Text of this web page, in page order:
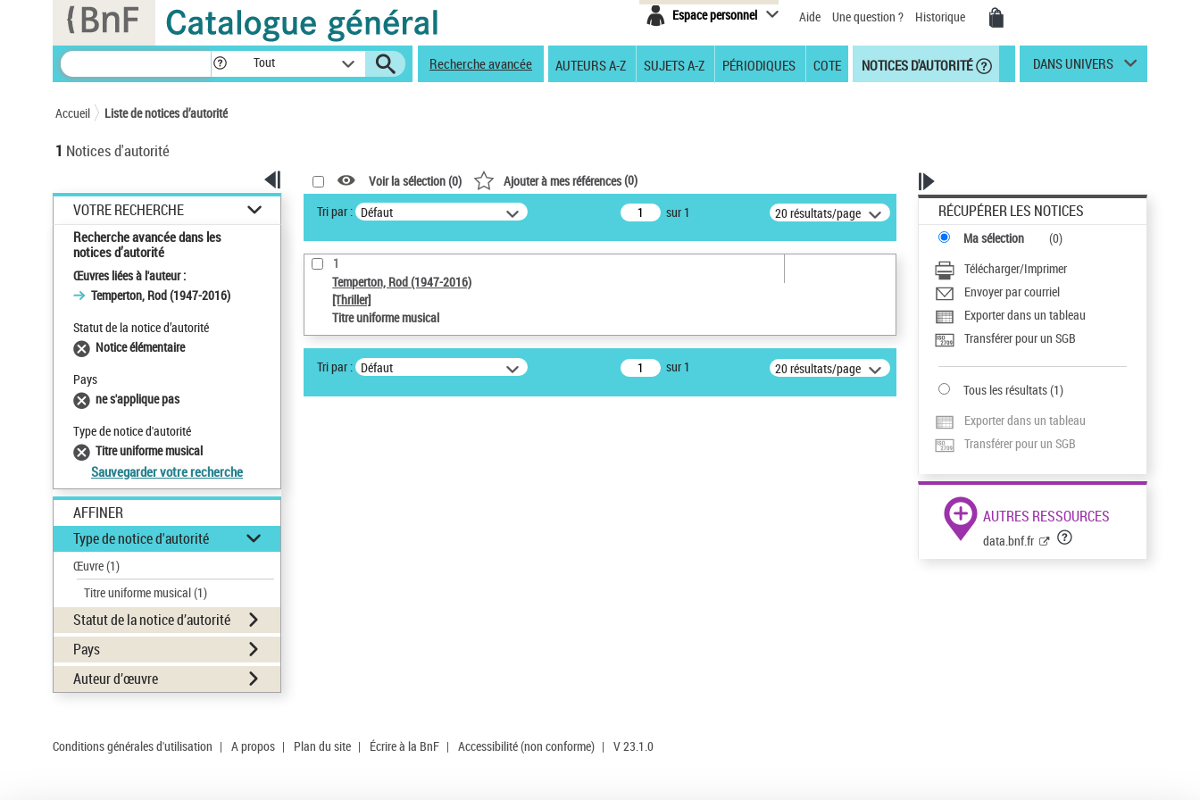
Espace personnel Aide Une question ? Historique
Tout Recherche avancée AUTEURS A-Z SUJETS A-Z PÉRIODIQUES COTE NOTICES D'AUTORITÉ DANS UNIVERS
Accueil Liste de notices d’autorité
1 Notices d'autorité
VOTRE RECHERCHE
Recherche avancée dans les
notices d’autorité
Œuvres liées à l'auteur :
Temperton, Rod (1947-2016)
Statut de la notice d’autorité
Notice élémentaire
Pays
ne s'applique pas
Type de notice d'autorité
Titre uniforme musical
Sauvegarder votre recherche
AFFINER
Type de notice d'autorité
Œuvre(1)
Titre uniforme musical(1)
Statut de la notice d’autorité
Pays
Auteur d’œuvre
Voir la sélection (0) Ajouter à mes références(0)
Tri par : Défaut sur 1 20 résultats/page
1
Temperton, Rod (1947-2016)
[Thriller]
Titre uniforme musical
Tri par : Défaut sur 1 20 résultats/page
RÉCUPÉRER LES NOTICES
Ma sélection (0)
Télécharger/Imprimer
Envoyer par courriel
Exporter dans un tableau
Transférer pour un SGB
Tous les résultats(1)
Exporter dans un tableau
Transférer pour un SGB
AUTRES RESSOURCES
data.bnf.fr
Conditions générales d'utilisation | A propos | Plan du site | Écrire à la BnF | Accessibilité (non conforme) | V 23.1.0
Panneau de gestion des cookies